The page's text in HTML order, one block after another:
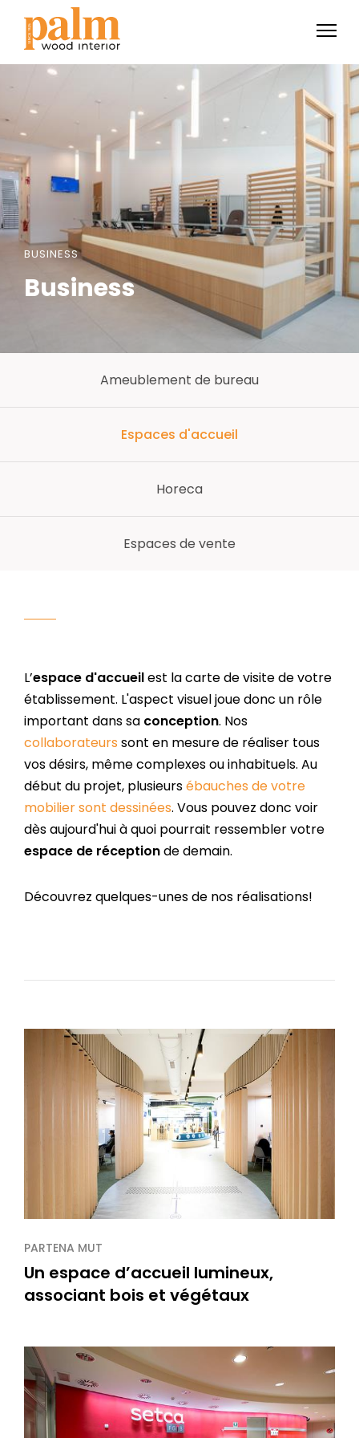
BUSINESS
Business
Ameublement de bureau
Espaces d'accueil
Horeca
Espaces de vente
L’espace d'accueilest la carte de visite de votre
établissement. L'aspect visuel joue donc un rôle
important dans sa conception. Nos
collaborateurs sont en mesure de réaliser tous
vos désirs, même complexes ou inhabituels. Au
début du projet, plusieursébauches de votre
mobilier sont dessinées. Vous pouvez donc voir
dès aujourd'hui à quoi pourrait ressembler votre
espace de réceptionde demain.
Découvrez quelques-unes de nos réalisations!
PARTENA MUT
Un espace d’accueil lumineux,
associant bois et végétaux